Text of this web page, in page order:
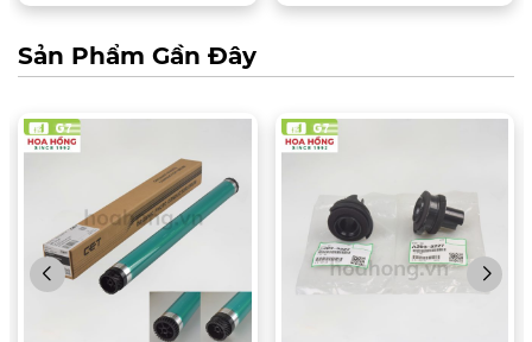
Sản Phẩm Gần Đây